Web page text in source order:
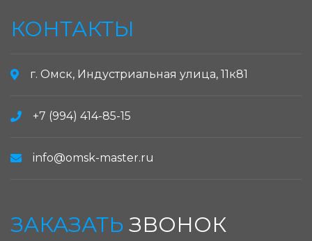
КОНТАКТЫ
г. Омск, Индустриальная улица, 11к81
+7 (994) 414-85-15
info@omsk-master.ru
ЗАКАЗАТЬ ЗВОНОК